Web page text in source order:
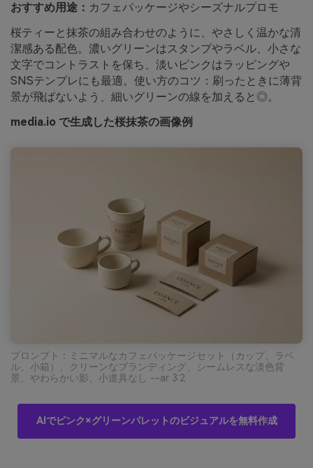
おすすめ用途： カフェパッケージやシーズナルプロモ
桜ティーと抹茶の組み合わせのように、やさしく温かな清
潔感ある配色。濃いグリーンはスタンプやラベル、小さな
文字でコントラストを保ち、淡いピンクはラッピングや
SNSテンプレにも最適。使い方のコツ：刷ったときに薄背
景が飛ばないよう、細いグリーンの線を加えると◎。
media.io で生成した桜抹茶の画像例
プロンプト：ミニマルなカフェパッケージセット（カップ、ラベ
ル、小箱）、クリーンなブランディング、シームレスな淡色背
景、やわらかい影、小道具なし --ar 3:2
AIでピンク×グリーンパレットのビジュアルを無料作成